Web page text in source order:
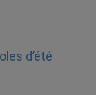
d’été